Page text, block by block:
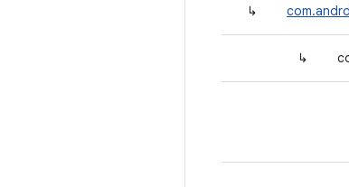
↳
↳